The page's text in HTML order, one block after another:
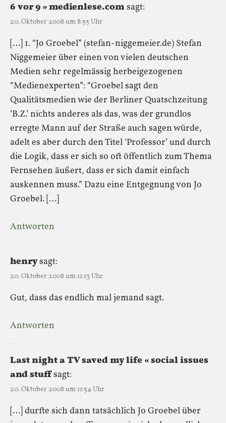
6 vor 9 » medienlese.comsagt:
20. Oktober 2008 um 8:55 Uhr
[…] 1. “Jo Groebel” (stefan-niggemeier.de) Stefan
Niggemeier über einen von vielen deutschen
Medien sehr regelmässig herbeigezogenen
“Medienexperten”: “Groebel sagt den
Qualitätsmedien wie der Berliner Quatschzeitung
‘B.Z.’ nichts anderes als das, was der grundlos
erregte Mann auf der Straße auch sagen würde,
adelt es aber durch den Titel ‘Professor’ und durch
die Logik, dass er sich so oft öffentlich zum Thema
Fernsehen äußert, dass er sich damit einfach
auskennen muss.” Dazu eine Entgegnung von Jo
Groebel. […]
Antworten
henrysagt:
20. Oktober 2008 um 11:13 Uhr
Gut, dass das endlich mal jemand sagt.
Antworten
Last night a TV saved my life « social issues
and stuffsagt:
20. Oktober 2008 um 11:54 Uhr
[…] durfte sich dann tatsächlich Jo Groebel über